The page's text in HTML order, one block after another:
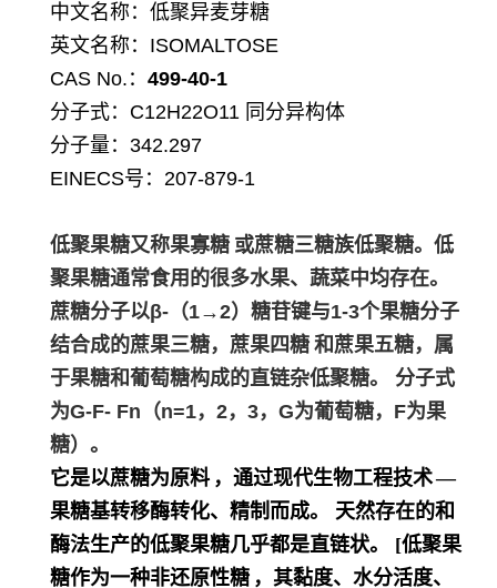
中文名称： 低聚异麦芽糖
英文名称： ISOMALTOSE
CAS No.： 499-40-1
分子式： C12H22O11 同分异构体
分子量： 342.297
EINECS号： 207-879-1
低聚果糖又称果寡糖 或蔗糖三糖族低聚糖。低
聚果糖通常食用的很多水果、蔬菜中均存在。
蔗糖分子以β-（1→2）糖苷键与1-3个果糖分子
结合成的蔗果三糖， 蔗果四糖 和蔗果五糖，属
于果糖和葡萄糖构成的直链杂低聚糖。 分子式
为G-F- Fn（n=1，2，3，G为葡萄糖，F为果
糖）。
它是以蔗糖为原料 ，通过现代生物工程技术―
果糖基转移酶转化、精制而成。 天然存在的和
酶法生产的低聚果糖几乎都是直链状。 [低聚果
糖作为一种非还原性糖 ，其黏度、水分活度、